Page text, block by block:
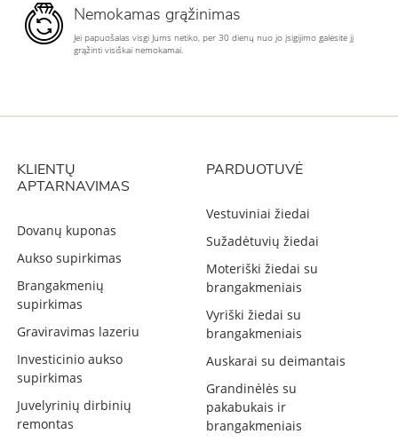
Nemokamas grąžinimas
Jei papuošalas visgi Jums netiko, per 30 dienų nuo jo įsigijimo galėsite jį
grąžinti visiškai nemokamai.
KLIENTŲ
APTARNAVIMAS
Dovanų kuponas
Aukso supirkimas
Brangakmenių
supirkimas
Graviravimas lazeriu
Investicinio aukso
supirkimas
Juvelyrinių dirbinių
remontas
PARDUOTUVĖ
Vestuviniai žiedai
Sužadėtuvių žiedai
Moteriški žiedai su
brangakmeniais
Vyriški žiedai su
brangakmeniais
Auskarai su deimantais
Grandinėlės su
pakabukais ir
brangakmeniais